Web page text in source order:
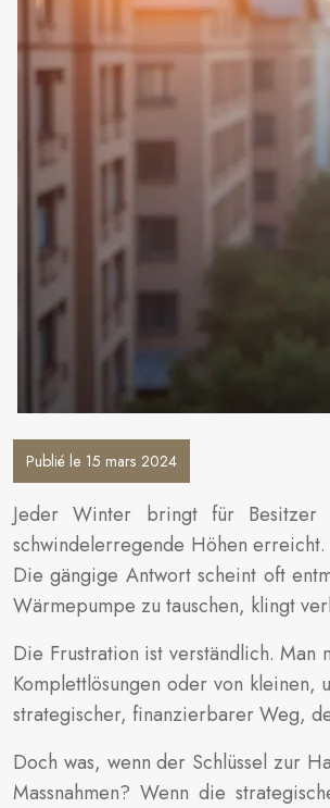
Publié le 15 mars 2024
Jeder Winter bringt für Besitzer
schwindelerregende Höhen
Die gängige Antwort scheint oft
Wärmepumpe zu tauschen, klingt
Die Frustration ist verständlich.
Komplettlösungen oder von kleinen,
strategischer, finanzierbarer Weg,
Doch was, wenn der Schlüssel zur
Massnahmen? Wenn die